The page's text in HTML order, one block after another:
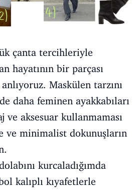
çanta tercihleriyle
hayatının bir parçası
Maskülen tarzını
daha feminen ayakkabıları
ve aksesuar kullanmaması
ve minimalist dokunuşların
kurcaladığımda
kalıplı kıyafetlerle